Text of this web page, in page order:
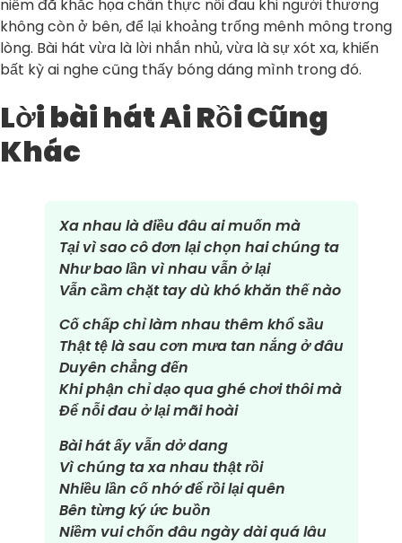
niềm đã khắc họa chân thực nỗi đau khi người thương
không còn ở bên, để lại khoảng trống mênh mông trong
lòng. Bài hát vừa là lời nhắn nhủ, vừa là sự xót xa, khiến
bất kỳ ai nghe cũng thấy bóng dáng mình trong đó.
Lời bài hát Ai Rồi Cũng
Khác
Xa nhau là điều đâu ai muốn mà
Tại vì sao cô đơn lại chọn hai chúng ta
Như bao lần vì nhau vẫn ở lại
Vẫn cầm chặt tay dù khó khăn thế nào
Cố chấp chỉ làm nhau thêm khổ sầu
Thật tệ là sau cơn mưa tan nắng ở đâu
Duyên chẳng đến
Khi phận chỉ dạo qua ghé chơi thôi mà
Để nỗi đau ở lại mãi hoài
Bài hát ấy vẫn dở dang
Vì chúng ta xa nhau thật rồi
Nhiều lần cố nhớ để rồi lại quên
Bên từng ký ức buồn
Niềm vui chốn đâu ngày dài quá lâu